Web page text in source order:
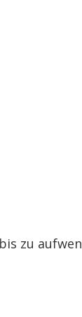
zu